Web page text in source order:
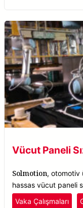
Vücut Paneli
Solmotion, otomotiv
hassas vücut paneli
rehberli robotikleri
Vaka Çalışmaları